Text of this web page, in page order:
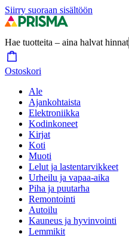
Siirry suoraan sisältöön
Hae tuotteita – aina halvat hinnat
Ostoskori
Ale
Ajankohtaista
Elektroniikka
Kodinkoneet
Kirjat
Koti
Muoti
Lelut ja lastentarvikkeet
Urheilu ja vapaa-aika
Piha ja puutarha
Remontointi
Autoilu
Kauneus ja hyvinvointi
Lemmikit